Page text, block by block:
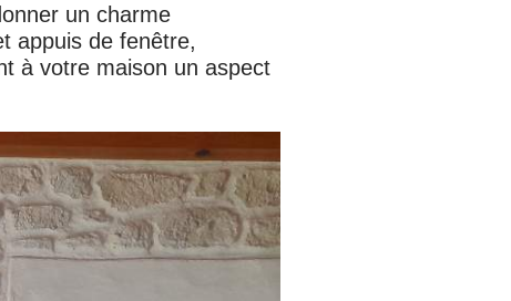
un charme
appuis de fenêtre,
à votre maison un aspect